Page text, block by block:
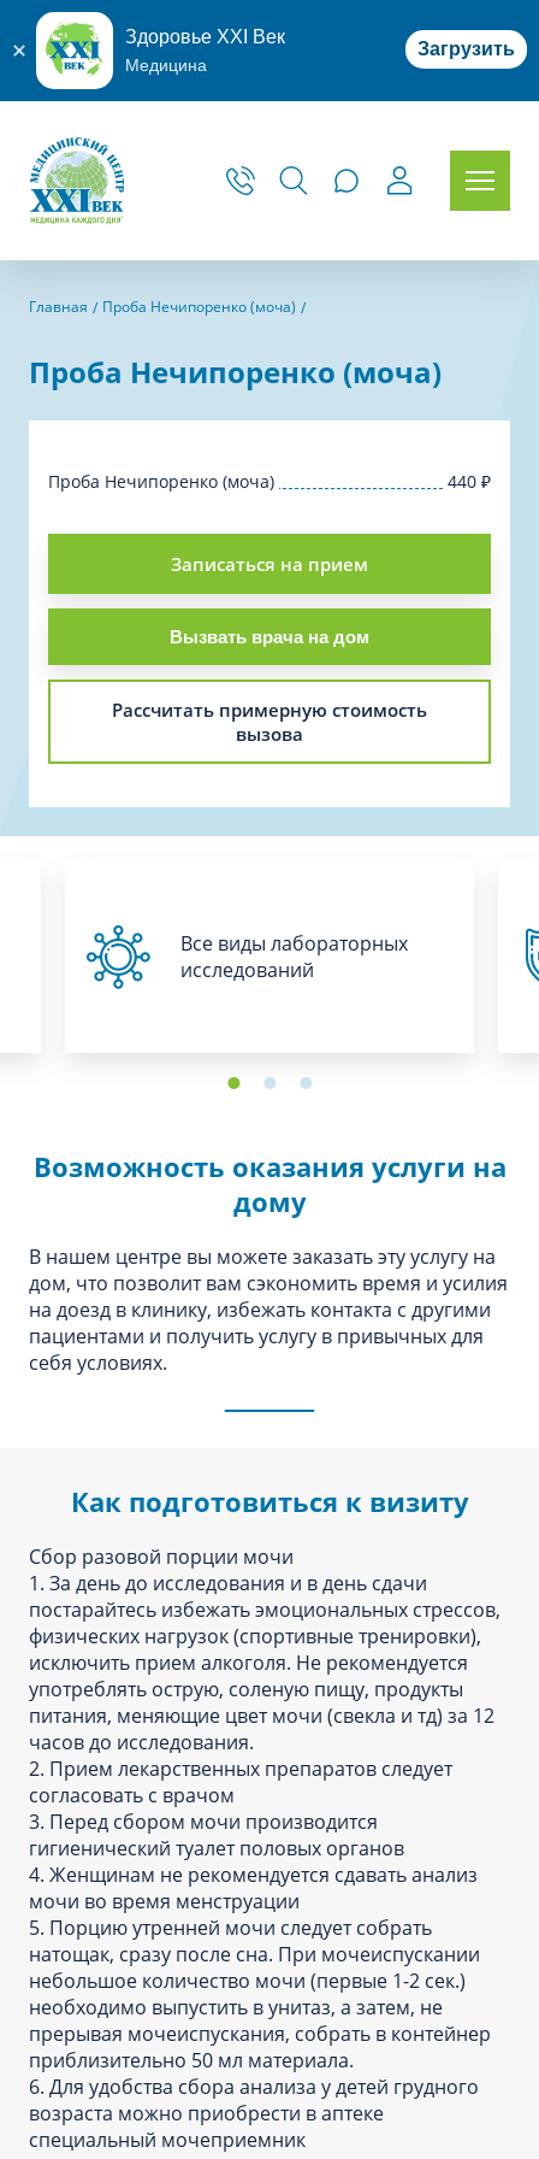
Здоровье XXI Век
Медицина
Загрузить
Главная Проба Нечипоренко (моча)
Проба Нечипоренко (моча)
Проба Нечипоренко (моча) 440 ₽
Записаться на прием
Вызвать врача на дом
Рассчитать примерную стоимость
вызова
Все виды лабораторных
исследований
Возможность оказания услуги на
дому
В нашем центре вы можете заказать эту услугу на
дом, что позволит вам сэкономить время и усилия
на доезд в клинику, избежать контакта с другими
пациентами и получить услугу в привычных для
себя условиях.
Как подготовиться к визиту
Сбор разовой порции мочи
1. За день до исследования и в день сдачи
постарайтесь избежать эмоциональных стрессов,
физических нагрузок (спортивные тренировки),
исключить прием алкоголя. Не рекомендуется
употреблять острую, соленую пищу, продукты
питания, меняющие цвет мочи (свекла и тд) за 12
часов до исследования.
2. Прием лекарственных препаратов следует
согласовать с врачом
3. Перед сбором мочи производится
гигиенический туалет половых органов
4. Женщинам не рекомендуется сдавать анализ
мочи во время менструации
5. Порцию утренней мочи следует собрать
натощак, сразу после сна. При мочеиспускании
небольшое количество мочи (первые 1-2 сек.)
необходимо выпустить в унитаз, а затем, не
прерывая мочеиспускания, собрать в контейнер
приблизительно 50 мл материала.
6. Для удобства сбора анализа у детей грудного
возраста можно приобрести в аптеке
специальный мочеприемник